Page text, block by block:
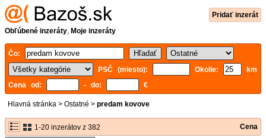
Pridať inzerát
Obľúbené inzeráty, Moje inzeráty
Čo:
PSČ (miesto):
Okolie:
km
Cena od:
- do: €
Hlavná stránka > Ostatné > predam kovove
1-20 inzerátov z 382 Cena